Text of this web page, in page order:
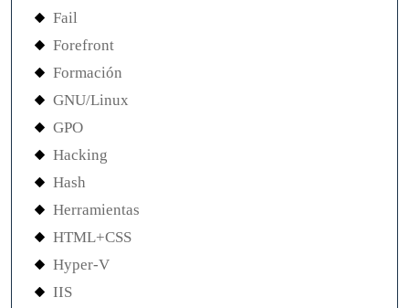
Fail
Forefront
Formación
GNU/Linux
GPO
Hacking
Hash
Herramientas
HTML+CSS
Hyper-V
IIS